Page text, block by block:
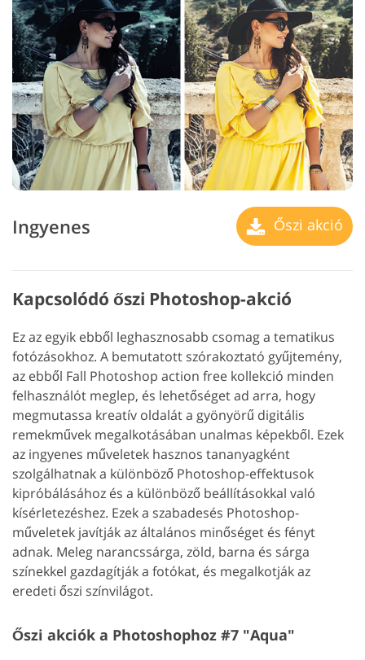
Ingyenes Őszi akció
Kapcsolódó őszi Photoshop-akció
Ez az egyik ebből leghasznosabb csomag a tematikus
fotózásokhoz. A bemutatott szórakoztató gyűjtemény,
az ebből Fall Photoshop action free kollekció minden
felhasználót meglep, és lehetőséget ad arra, hogy
megmutassa kreatív oldalát a gyönyörű digitális
remekművek megalkotásában unalmas képekből. Ezek
az ingyenes műveletek hasznos tananyagként
szolgálhatnak a különböző Photoshop-effektusok
kipróbálásához és a különböző beállításokkal való
kísérletezéshez. Ezek a szabadesés Photoshop-
műveletek javítják az általános minőséget és fényt
adnak. Meleg narancssárga, zöld, barna és sárga
színekkel gazdagítják a fotókat, és megalkotják az
eredeti őszi színvilágot.
Őszi akciók a Photoshophoz #7 "Aqua"